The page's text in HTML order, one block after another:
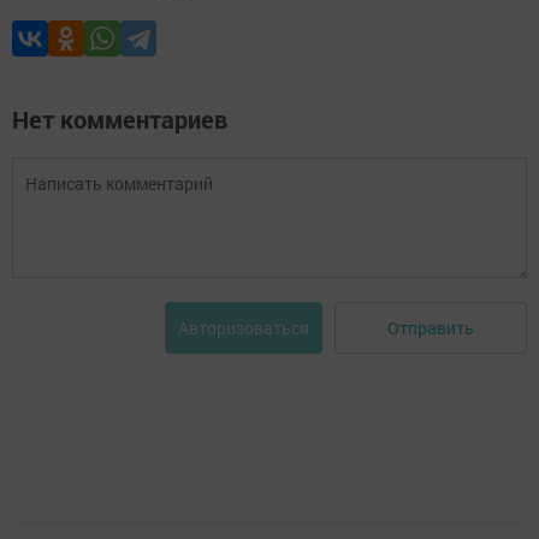
Нет комментариев
Авторизоваться Отправить